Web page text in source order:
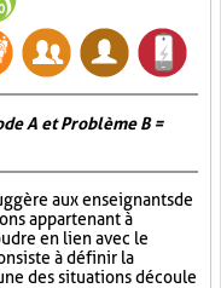
A et Problème B =
aux enseignants de
appartenant à
en lien avec le
à définir la
des situations découle